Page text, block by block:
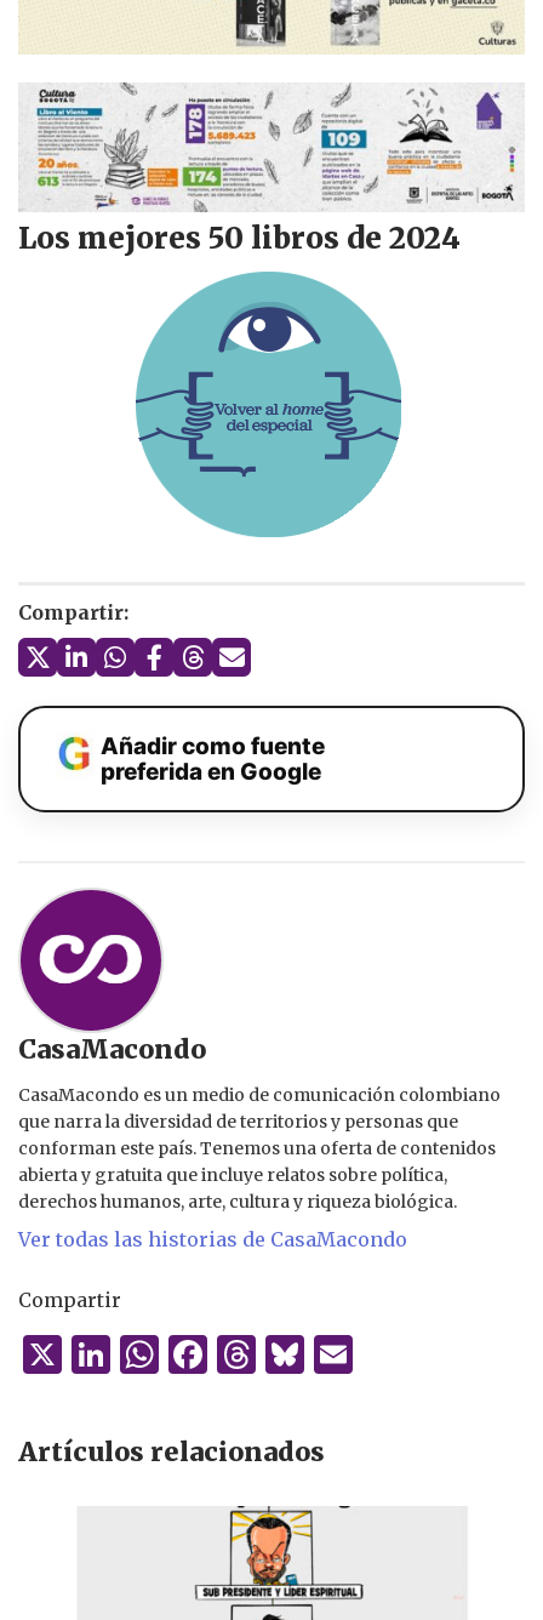
Los mejores 50 libros de 2024
Compartir:
Añadir como fuente
preferida en Google
CasaMacondo
CasaMacondo es un medio de comunicación colombiano
que narra la diversidad de territorios y personas que
conforman este país. Tenemos una oferta de contenidos
abierta y gratuita que incluye relatos sobre política,
derechos humanos, arte, cultura y riqueza biológica.
Ver todas las historias de CasaMacondo
Compartir
X Li
k
e
W
at
s
F
c
e
b
o
T
re
a
d
s
B
k
y
Artículos relacionados